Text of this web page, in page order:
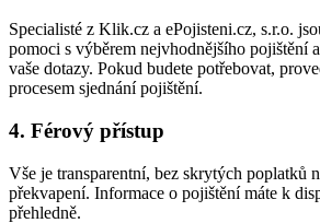
Specialisté z Klik.cz a ePojisteni.cz, s.r.o.
pomoci s výběrem nejvhodnějšího pojištění
vaše dotazy. Pokud budete potřebovat,
procesem sjednání pojištění.
4. Férový přístup
Vše je transparentní, bez skrytých poplatků
překvapení. Informace o pojištění máte k
přehledně.